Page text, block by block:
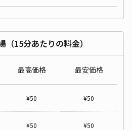
（15分あたりの料金）
最高価格 最安価格
¥50 ¥50
¥50 ¥50